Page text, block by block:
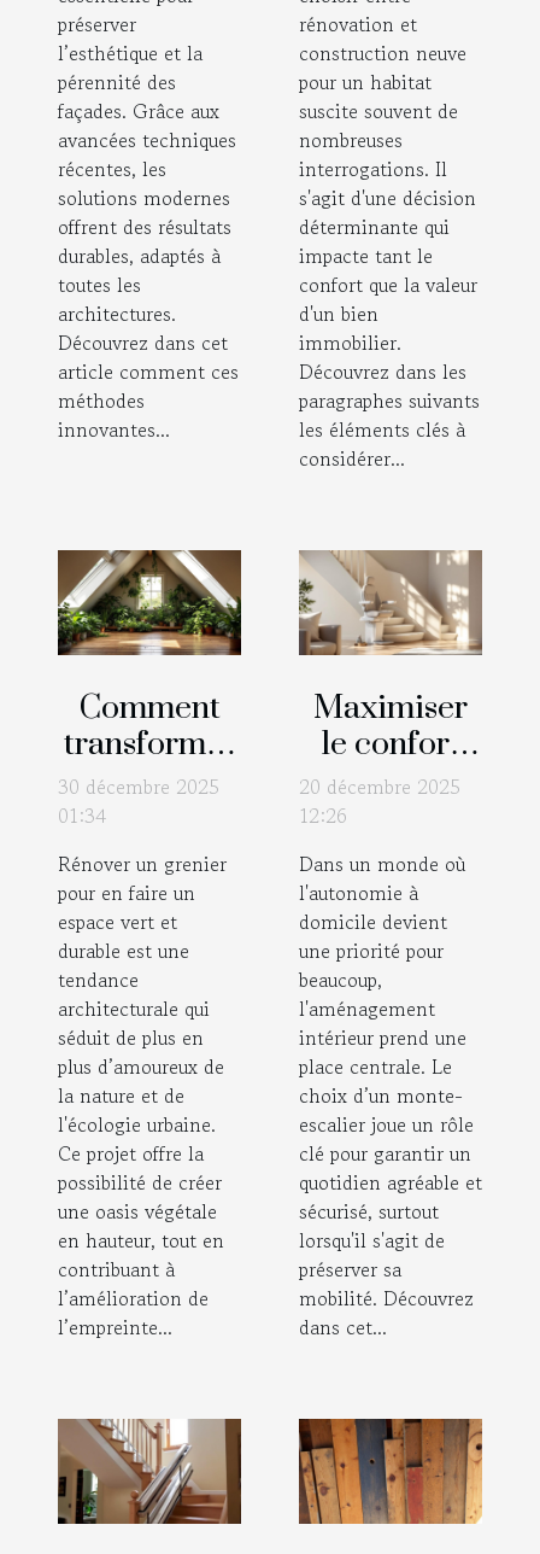
en enduit
préserver
l’esthétique et la
pérennité des
façades. Grâce aux
avancées techniques
récentes, les
solutions modernes
offrent des résultats
durables, adaptés à
toutes les
architectures.
Découvrez dans cet
article comment ces
méthodes
innovantes...
votre
habitat ?
rénovation et
construction neuve
pour un habitat
suscite souvent de
nombreuses
interrogations. Il
s'agit d'une décision
déterminante qui
impacte tant le
confort que la valeur
d'un bien
immobilier.
Découvrez dans les
paragraphes suivants
les éléments clés à
considérer...
Comment
transformer
un grenier
en espace
vert et
durable ?
30 décembre 2025
01:34
Rénover un grenier
pour en faire un
espace vert et
durable est une
tendance
architecturale qui
séduit de plus en
plus d’amoureux de
la nature et de
l'écologie urbaine.
Ce projet offre la
possibilité de créer
une oasis végétale
en hauteur, tout en
contribuant à
l’amélioration de
l’empreinte...
Maximiser
le confort
chez soi :
choisir un
monte-
escalier
adapté
20 décembre 2025
12:26
Dans un monde où
l'autonomie à
domicile devient
une priorité pour
beaucoup,
l'aménagement
intérieur prend une
place centrale. Le
choix d’un monte-
escalier joue un rôle
clé pour garantir un
quotidien agréable et
sécurisé, surtout
lorsqu'il s'agit de
préserver sa
mobilité. Découvrez
dans cet...